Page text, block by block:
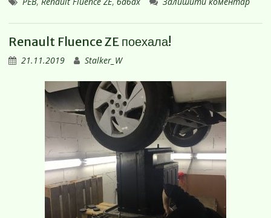
Renault Fluence ZE поехала!
21.11.2019 Stalker_W